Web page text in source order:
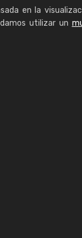
en la
utilizar un